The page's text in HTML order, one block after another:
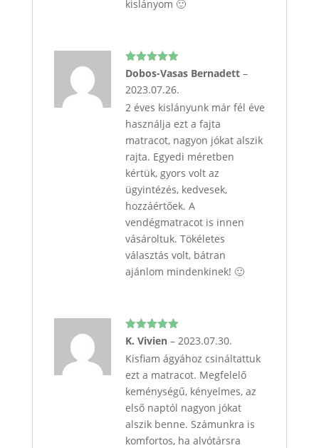
kislányom 🙂
Értékelés:
Dobos-Vasas Bernadett –
2023.07.26.
2 éves kislányunk már fél éve
használja ezt a fajta
matracot, nagyon jókat alszik
rajta. Egyedi méretben
kértük, gyors volt az
ügyintézés, kedvesek,
hozzáértőek. A
vendégmatracot is innen
vásároltuk. Tökéletes
választás volt, bátran
ajánlom mindenkinek! 🙂
Értékelés:
K. Vivien – 2023.07.30.
Kisfiam ágyához csináltattuk
ezt a matracot. Megfelelő
keménységű, kényelmes, az
első naptól nagyon jókat
alszik benne. Számunkra is
komfortos, ha alvótársra